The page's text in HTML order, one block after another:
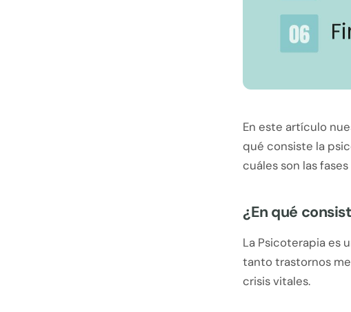
En este artículo
qué consiste la
cuáles son las
¿En qué
La Psicoterapia es
tanto trastornos
crisis vitales.